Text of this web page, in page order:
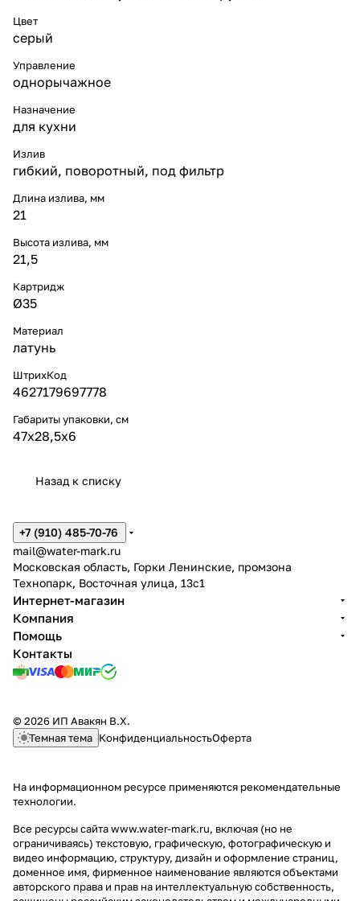
Цвет
серый
Управление
однорычажное
Назначение
для кухни
Излив
гибкий, поворотный, под фильтр
Длина излива, мм
21
Высота излива, мм
21,5
Картридж
Ø35
Материал
латунь
ШтрихКод
4627179697778
Габариты упаковки, см
47x28,5x6
Назад к списку
+7 (910) 485-70-76
mail@water-mark.ru
Московская область, Горки Ленинские, промзона
Технопарк, Восточная улица, 13с1
Интернет-магазин
Компания
Помощь
Контакты
© 2026 ИП Авакян В.Х.
Темная тема КонфиденциальностьОферта
На информационном ресурсе применяются рекомендательные
технологии.
Все ресурсы сайта www.water-mark.ru, включая (но не
ограничиваясь) текстовую, графическую, фотографическую и
видео информацию, структуру, дизайн и оформление страниц,
доменное имя, фирменное наименование являются объектами
авторского права и прав на интеллектуальную собственность,